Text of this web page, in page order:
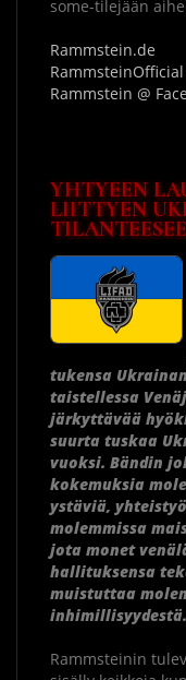
some-tilejään
Rammstein.de
Rammstein @
YHTYEEN
LIITTYEN
tukensa
taistellessa
järkyttävää
suurta tuskaa
vuoksi. Bändin
kokemuksia
ystäviä,
molemmissa
jota monet
hallituksensa
muistuttaa
inhimillisyydestä.
Rammsteinin